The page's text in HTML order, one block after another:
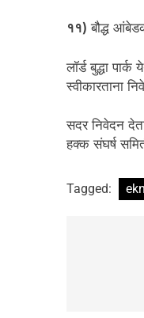
११) बौद्ध
लॉर्ड बुद्धा
स्वीकारताना
सदर निवेदन
हक्क संघर्ष
Tagged: